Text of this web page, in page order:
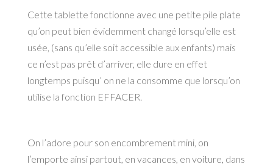
Cette tablette fonctionne avec une petite pile plate
qu’on peut bien évidemment changé lorsqu’elle est
usée, (sans qu’elle soit accessible aux enfants) mais
ce n’est pas prêt d’arriver, elle dure en effet
longtemps puisqu’ on ne la consomme que lorsqu’on
utilise la fonction EFFACER.
On l’adore pour son encombrement mini, on
l’emporte ainsi partout, en vacances, en voiture, dans